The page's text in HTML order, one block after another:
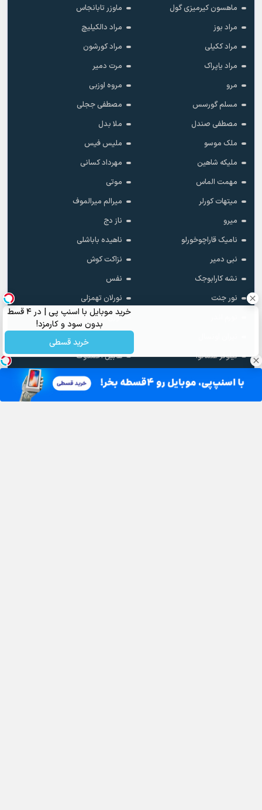
خرید موبایل با اسنپ پی | در ۴ قسط
بدون سود و کارمزد!
خرید قسطی
گونای ابراهیملی
گونل زینالوا
گیز
لیل اورخان
مابل ماتیز
مارال
ماهسون کیرمیزی گول
ماوزر تابانجاس
مراد بوز
مراد دالکیلیچ
مراد ککیلی
مراد کورشون
مراد یاپراک
مرت دمیر
مرو
مروه اوزبی
مسلم گورسس
مصطفی ججلی
مصطفی صندل
ملا بدل
ملک موسو
ملیس فیس
ملیکه شاهین
مهرداد کسانی
مهمت الماس
موتی
میتهات کورلر
میرالم میرالموف
میرو
ناز دج
نامیک قاراچوخورلو
ناهیده باباشلی
نزاکت کوش
نور جنت
نورلان تهمزلی
نورم اندر
نوری سرینلندیریجی